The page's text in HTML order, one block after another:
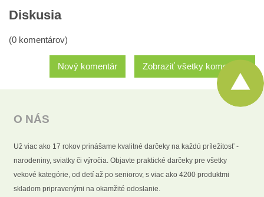
Diskusia
(0 komentárov)
Zobraziť všetky komentáre
Nový komentár
O NÁS
Už viac ako 17 rokov prinášame kvalitné darčeky na každú príležitosť -
narodeniny, sviatky či výročia. Objavte praktické darčeky pre všetky
vekové kategórie, od detí až po seniorov, s viac ako 4200 produktmi
skladom pripravenými na okamžité odoslanie.